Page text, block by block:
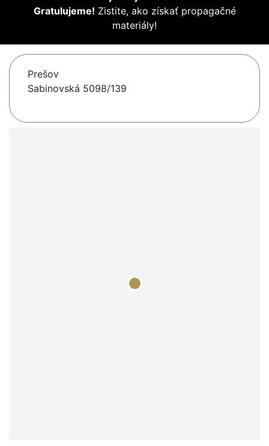
Gratulujeme! Zistite, ako získať propagačné
materiály!
Prešov
Sabinovská 5098/139